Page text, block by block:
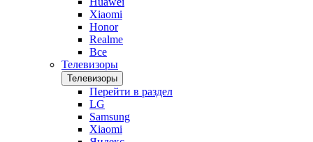
Xiaomi
Honor
Realme
Все
Телевизоры
Телевизоры
Перейти в раздел
LG
Samsung
Xiaomi